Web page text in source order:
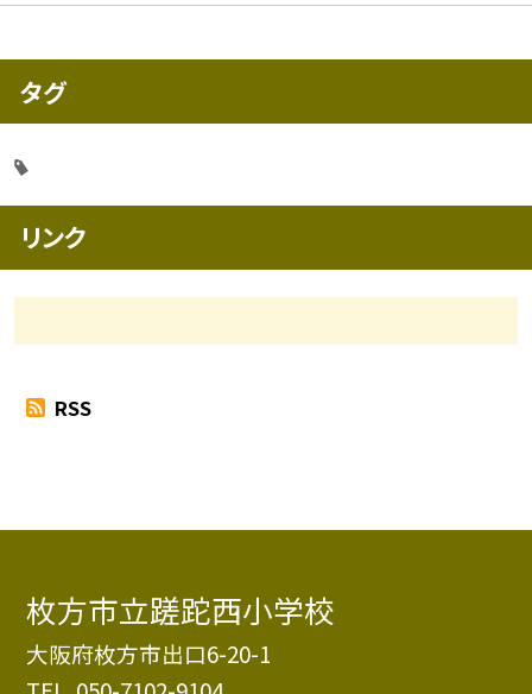
タグ
リンク
RSS
枚方市立蹉跎西小学校
大阪府枚方市出口6-20-1